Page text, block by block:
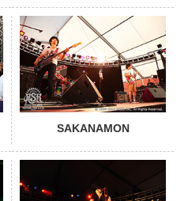
SAKANAMON